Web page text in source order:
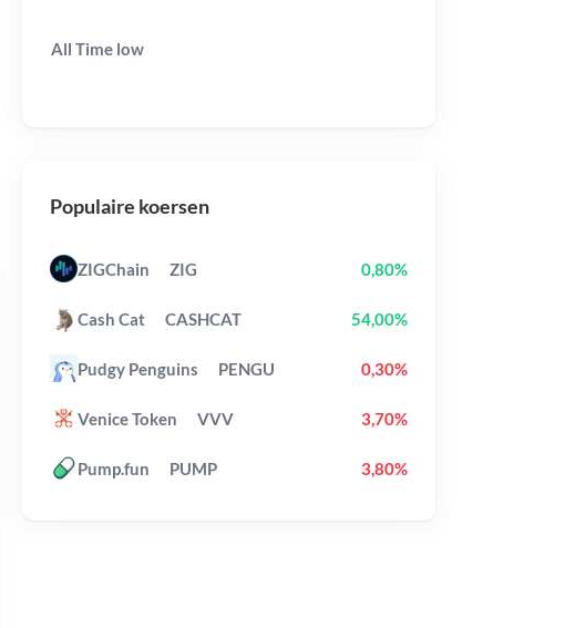
All Time low
Populaire koersen
ZIGChain ZIG 0,80%
Cash Cat CASHCAT 54,00%
Pudgy Penguins PENGU 0,30%
Venice Token VVV 3,70%
Pump.fun PUMP 3,80%